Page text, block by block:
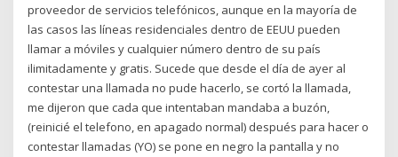
proveedor de servicios telefónicos, aunque en la mayoría de
las casos las líneas residenciales dentro de EEUU pueden
llamar a móviles y cualquier número dentro de su país
ilimitadamente y gratis. Sucede que desde el día de ayer al
contestar una llamada no pude hacerlo, se cortó la llamada,
me dijeron que cada que intentaban mandaba a buzón,
(reinicié el telefono, en apagado normal) después para hacer o
contestar llamadas (YO) se pone en negro la pantalla y no